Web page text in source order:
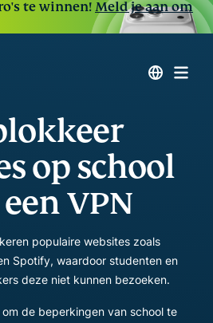
te winnen!Meld je aan om
op school
VPN
populaire websites zoals
Spotify, waardoor studenten en
deze niet kunnen bezoeken.
om de beperkingen van school te